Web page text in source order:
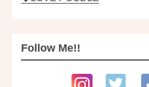
Follow Me!!